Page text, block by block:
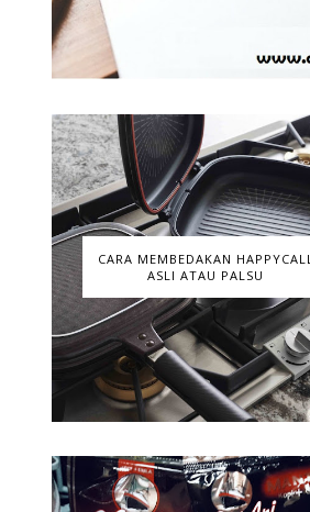
CARA MEMBEDAKAN HAPPYCALL
ASLI ATAU PALSU